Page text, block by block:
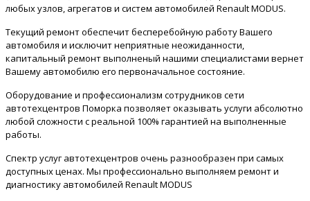
любых узлов, агрегатов и систем автомобилей Renault MODUS.
Текущий ремонт обеспечит бесперебойную работу Вашего
автомобиля и исключит неприятные неожиданности,
капитальный ремонт выполненый нашими специалистами вернет
Вашему автомобилю его первоначальное состояние.
Оборудование и профессионализм сотрудников сети
автотехцентров Поморка позволяет оказывать услуги абсолютно
любой сложности с реальной 100% гарантией на выполненные
работы.
Спектр услуг автотехцентров очень разнообразен при самых
доступных ценах. Мы профессионально выполняем ремонт и
диагностику автомобилей Renault MODUS